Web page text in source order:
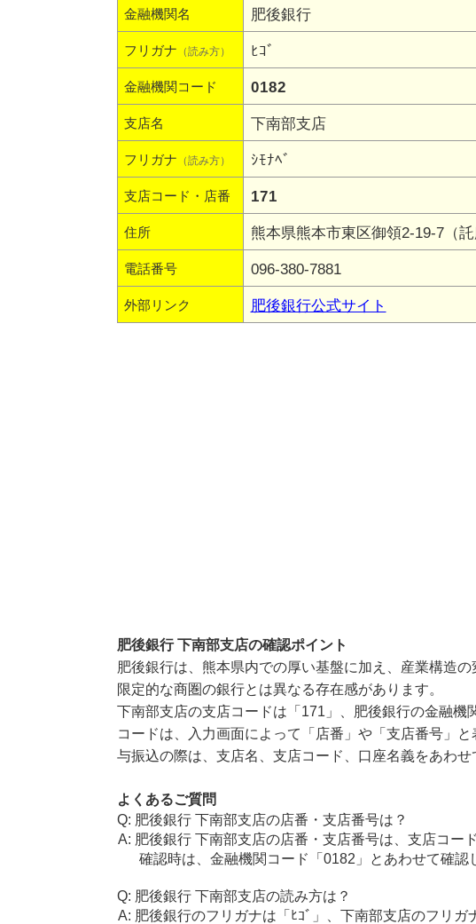
金融機関名 肥後銀行
フリガナ （読み方） ﾋｺﾞ
金融機関コード 0182
支店名 下南部支店
フリガナ （読み方） ｼﾓﾅﾍﾞ
支店コード・店番 171
住所 熊本県熊本市東区御領2-19-7（託
電話番号 096-380-7881
外部リンク 肥後銀行公式サイト
肥後銀行 下南部支店の確認ポイント
肥後銀行は、熊本県内での厚い基盤に加え、産業構造
限定的な商圏の銀行とは異なる存在感があります。
下南部支店の支店コードは「171」、肥後銀行の金融
コードは、入力画面によって「店番」や「支店番号」
与振込の際は、支店名、支店コード、口座名義をあわせ
よくあるご質問
肥後銀行 下南部支店の店番・支店番号は？
肥後銀行 下南部支店の店番・支店番号は、支店コー
確認時は、金融機関コード「0182」とあわせて確認
肥後銀行 下南部支店の読み方は？
肥後銀行のフリガナは「ﾋｺﾞ」、下南部支店のフリ